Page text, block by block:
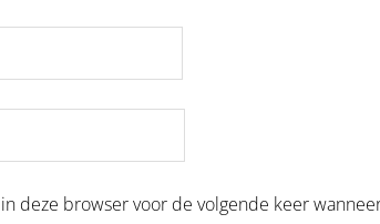
deze browser voor de volgende keer